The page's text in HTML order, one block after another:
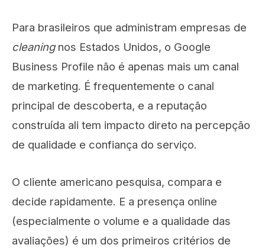
Para brasileiros que administram empresas de
cleaningnos Estados Unidos, o Google
Business Profile não é apenas mais um canal
de marketing. É frequentemente o canal
principal de descoberta, e a reputação
construída ali tem impacto direto na percepção
de qualidade e confiança do serviço.
O cliente americano pesquisa, compara e
decide rapidamente. E a presença online
(especialmente o volume e a qualidade das
avaliações) é um dos primeiros critérios de